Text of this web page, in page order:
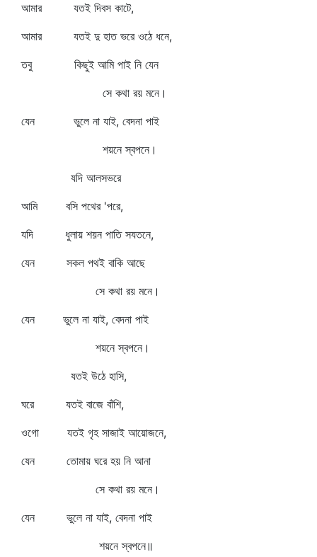
আমার যতই দিবস কাটে,
আমার যতই দু হাত ভরে ওঠে ধনে,
তবু কিছুই আমি পাই নি যেন
সে কথা রয় মনে।
যেন ভুলে না যাই, বেদনা পাই
শয়নে স্বপনে।
যদি আলসভরে
আমি বসি পথের 'পরে,
যদি ধুলায় শয়ন পাতি সযতনে,
যেন সকল পথই বাকি আছে
সে কথা রয় মনে।
যেন ভুলে না যাই, বেদনা পাই
শয়নে স্বপনে।
যতই উঠে হাসি,
ঘরে যতই বাজে বাঁশি,
ওগো যতই গৃহ সাজাই আয়োজনে,
যেন তোমায় ঘরে হয় নি আনা
সে কথা রয় মনে।
যেন ভুলে না যাই, বেদনা পাই
শয়নে স্বপনে॥